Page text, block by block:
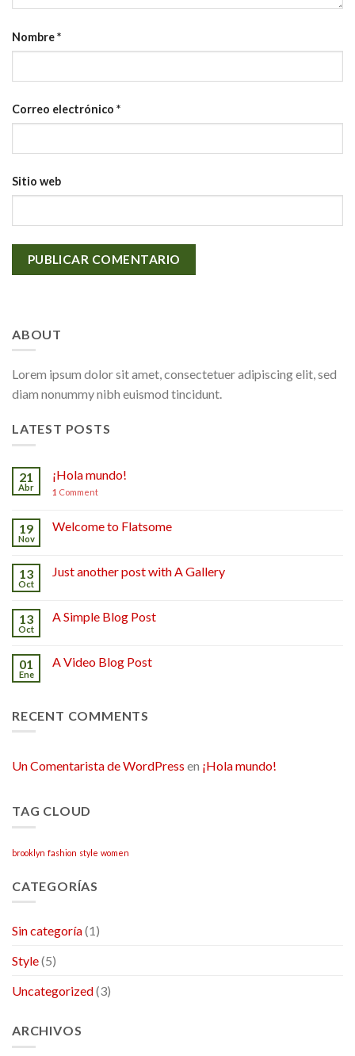
Nombre*
Correo electrónico *
Sitio web
ABOUT
Lorem ipsum dolor sit amet, consectetuer adipiscing elit, sed
diam nonummy nibh euismod tincidunt.
LATEST POSTS
21
Abr
¡Hola mundo!
1 Comment
19
Nov
Welcome to Flatsome
13
Oct
Just another post with A Gallery
13
Oct
A Simple Blog Post
01
Ene
A Video Blog Post
RECENT COMMENTS
Un Comentarista de WordPress en ¡Hola mundo!
TAG CLOUD
brooklyn fashion style women
CATEGORÍAS
Sin categoría(1)
Style(5)
Uncategorized(3)
ARCHIVOS